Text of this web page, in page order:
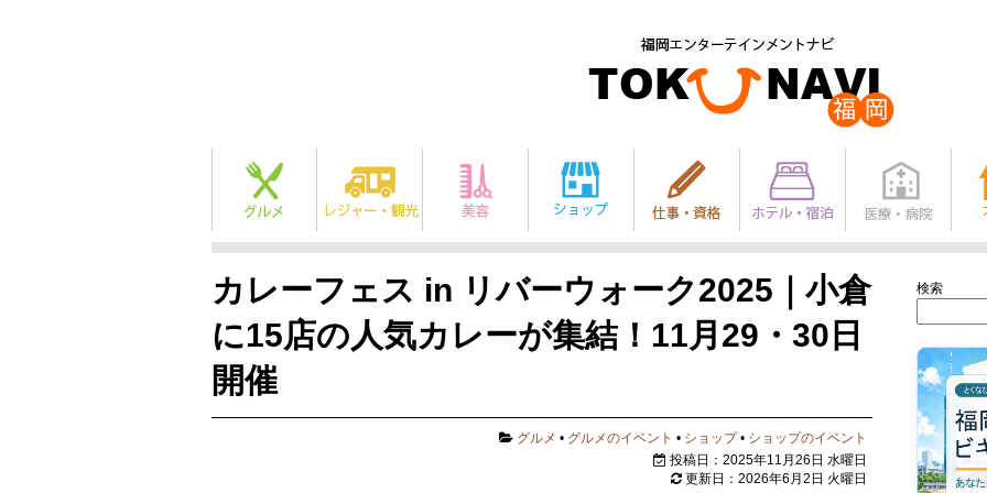
カレーフェス in リバーウォーク2025｜小倉
に15店の人気カレーが集結！11月29・30日
開催
グルメ • グルメのイベント • ショップ• ショップのイベント
投稿日：2025年11月26日 水曜日
更新日：2026年6月2日 火曜日
検索